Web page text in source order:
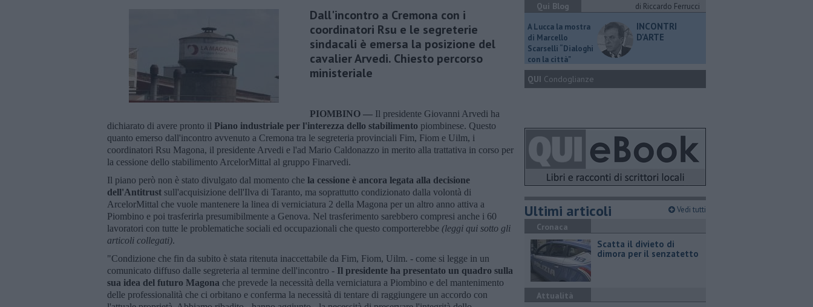
Dall'incontro a Cremona con i
coordinatori Rsu e le segreterie
sindacali è emersa la posizione del
cavalier Arvedi. Chiesto percorso
ministeriale
PIOMBINO — Il presidente Giovanni Arvedi ha
dichiarato di avere pronto il Piano industriale per l'interezza dello stabilimento piombinese. Questo
quanto emerso dall'incontro avvenuto a Cremona tra le segreteria provinciali Fim, Fiom e Uilm, i
coordinatori Rsu Magona, il presidente Arvedi e l'ad Mario Caldonazzo in merito alla trattativa in corso per
la cessione dello stabilimento ArcelorMittal al gruppo Finarvedi.
Il piano però non è stato divulgato dal momento che la cessione è ancora legata alla decisione
dell'Antitrust sull'acquisizione dell'Ilva di Taranto, ma soprattutto condizionato dalla volontà di
ArcelorMittal che vuole mantenere la linea di verniciatura 2 della Magona per un altro anno attiva a
Piombino e poi trasferirla presumibilmente a Genova. Nel trasferimento sarebbero compresi anche i 60
lavoratori con tutte le problematiche sociali ed occupazionali che questo comporterebbe (leggi qui sotto gli
articoli collegati).
"Condizione che fin da subito è stata ritenuta inaccettabile da Fim, Fiom, Uilm. - come si legge in un
comunicato diffuso dalle segreteria al termine dell'incontro - Il presidente ha presentato un quadro sulla
sua idea del futuro Magona che prevede la necessità della verniciatura a Piombino e del mantenimento
delle professionalità che ci orbitano e conferma la necessità di tentare di raggiungere un accordo con
Qui Blog
di Riccardo Ferrucci
A Lucca la mostra
di Marcello
Scarselli “Dialoghi
con la città"
INCONTRI
D'ARTE
QUI Condoglianze
Ultimi articoli Vedi tutti
Cronaca
Scatta il divieto di
dimora per il senzatetto
Attualità